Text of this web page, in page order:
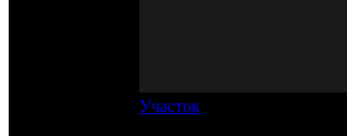
Участок